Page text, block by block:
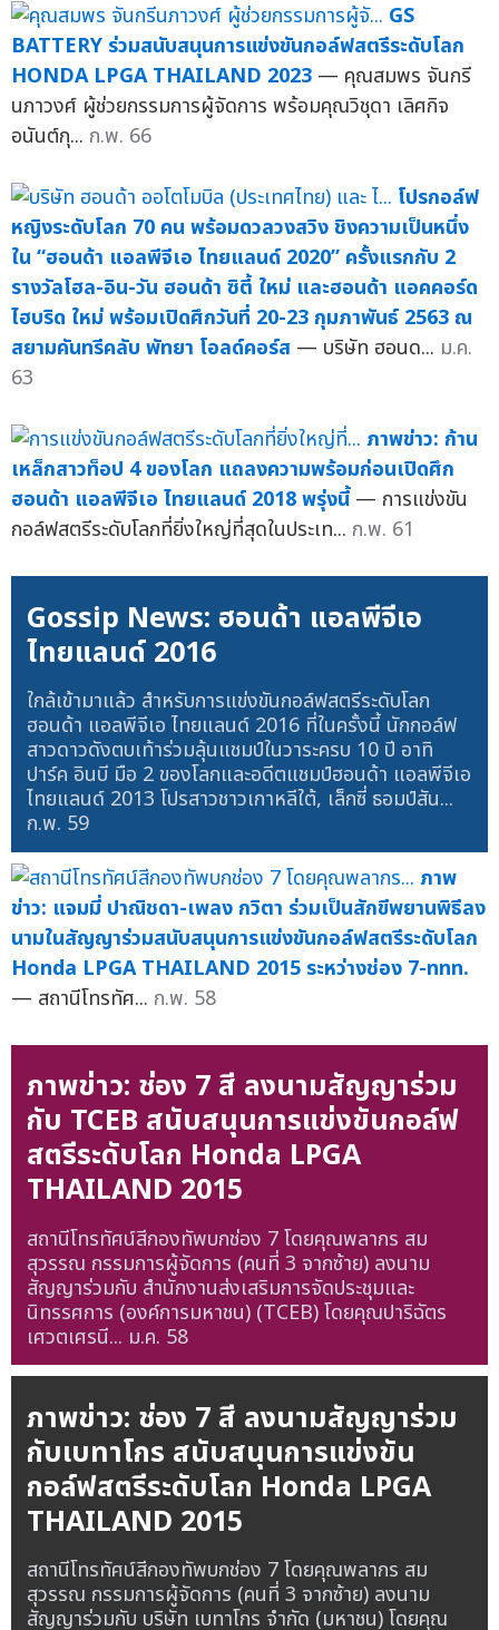
GS
BATTERY ร่วมสนับสนุนการแข่งขันกอล์ฟสตรีระดับโลก
HONDA LPGA THAILAND 2023 — คุณสมพร จันกรี
นภาวงศ์ ผู้ช่วยกรรมการผู้จัดการ พร้อมคุณวิชุดา เลิศกิจ
อนันต์กุ... ก.พ. 66
โปรกอล์ฟ
หญิงระดับโลก 70 คน พร้อมดวลวงสวิง ชิงความเป็นหนึ่ง
ใน “ฮอนด้า แอลพีจีเอ ไทยแลนด์ 2020” ครั้งแรกกับ 2
รางวัลโฮล-อิน-วัน ฮอนด้า ซิตี้ ใหม่ และฮอนด้า แอคคอร์ด
ไฮบริด ใหม่ พร้อมเปิดศึกวันที่ 20-23 กุมภาพันธ์ 2563 ณ
สยามคันทรีคลับ พัทยา โอลด์คอร์ส — บริษัท ฮอนด... ม.ค.
63
ภาพข่าว: ก้าน
เหล็กสาวท็อป 4 ของโลก แถลงความพร้อมก่อนเปิดศึก
ฮอนด้า แอลพีจีเอ ไทยแลนด์ 2018 พรุ่งนี้ — การแข่งขัน
กอล์ฟสตรีระดับโลกที่ยิ่งใหญ่ที่สุดในประเท... ก.พ. 61
Gossip News: ฮอนด้า แอลพีจีเอ
ไทยแลนด์ 2016
ใกล้เข้ามาแล้ว สำหรับการแข่งขันกอล์ฟสตรีระดับโลก
ฮอนด้า แอลพีจีเอ ไทยแลนด์ 2016 ที่ในครั้งนี้ นักกอล์ฟ
สาวดาวดังตบเท้าร่วมลุ้นแชมป์ในวาระครบ 10 ปี อาทิ
ปาร์ค อินบี มือ 2 ของโลกและอดีตแชมป์ฮอนด้า แอลพีจีเอ
ไทยแลนด์ 2013 โปรสาวชาวเกาหลีใต้, เล็กซี่ ธอมป์สัน...
ก.พ. 59
ภาพ
ข่าว: แจมมี่ ปาณิชดา-เพลง กวิตา ร่วมเป็นสักขีพยานพิธีลง
นามในสัญญาร่วมสนับสนุนการแข่งขันกอล์ฟสตรีระดับโลก
Honda LPGA THAILAND 2015 ระหว่างช่อง 7-ททท.
— สถานีโทรทัศ... ก.พ. 58
ภาพข่าว: ช่อง 7 สี ลงนามสัญญาร่วม
กับ TCEB สนับสนุนการแข่งขันกอล์ฟ
สตรีระดับโลก Honda LPGA
THAILAND 2015
สถานีโทรทัศน์สีกองทัพบกช่อง 7 โดยคุณพลากร สม
สุวรรณ กรรมการผู้จัดการ (คนที่ 3 จากซ้าย) ลงนาม
สัญญาร่วมกับ สำนักงานส่งเสริมการจัดประชุมและ
นิทรรศการ (องค์การมหาชน) (TCEB) โดยคุณปาริฉัตร
เศวตเศรนี... ม.ค. 58
ภาพข่าว: ช่อง 7 สี ลงนามสัญญาร่วม
กับเบทาโกร สนับสนุนการแข่งขัน
กอล์ฟสตรีระดับโลก Honda LPGA
THAILAND 2015
สถานีโทรทัศน์สีกองทัพบกช่อง 7 โดยคุณพลากร สม
สุวรรณ กรรมการผู้จัดการ (คนที่ 3 จากซ้าย) ลงนาม
สัญญาร่วมกับ บริษัท เบทาโกร จำกัด (มหาชน) โดยคุณ